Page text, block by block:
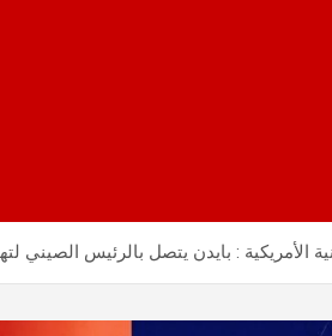
الأمريكية : بايدن يتصل بالرئيس الصيني